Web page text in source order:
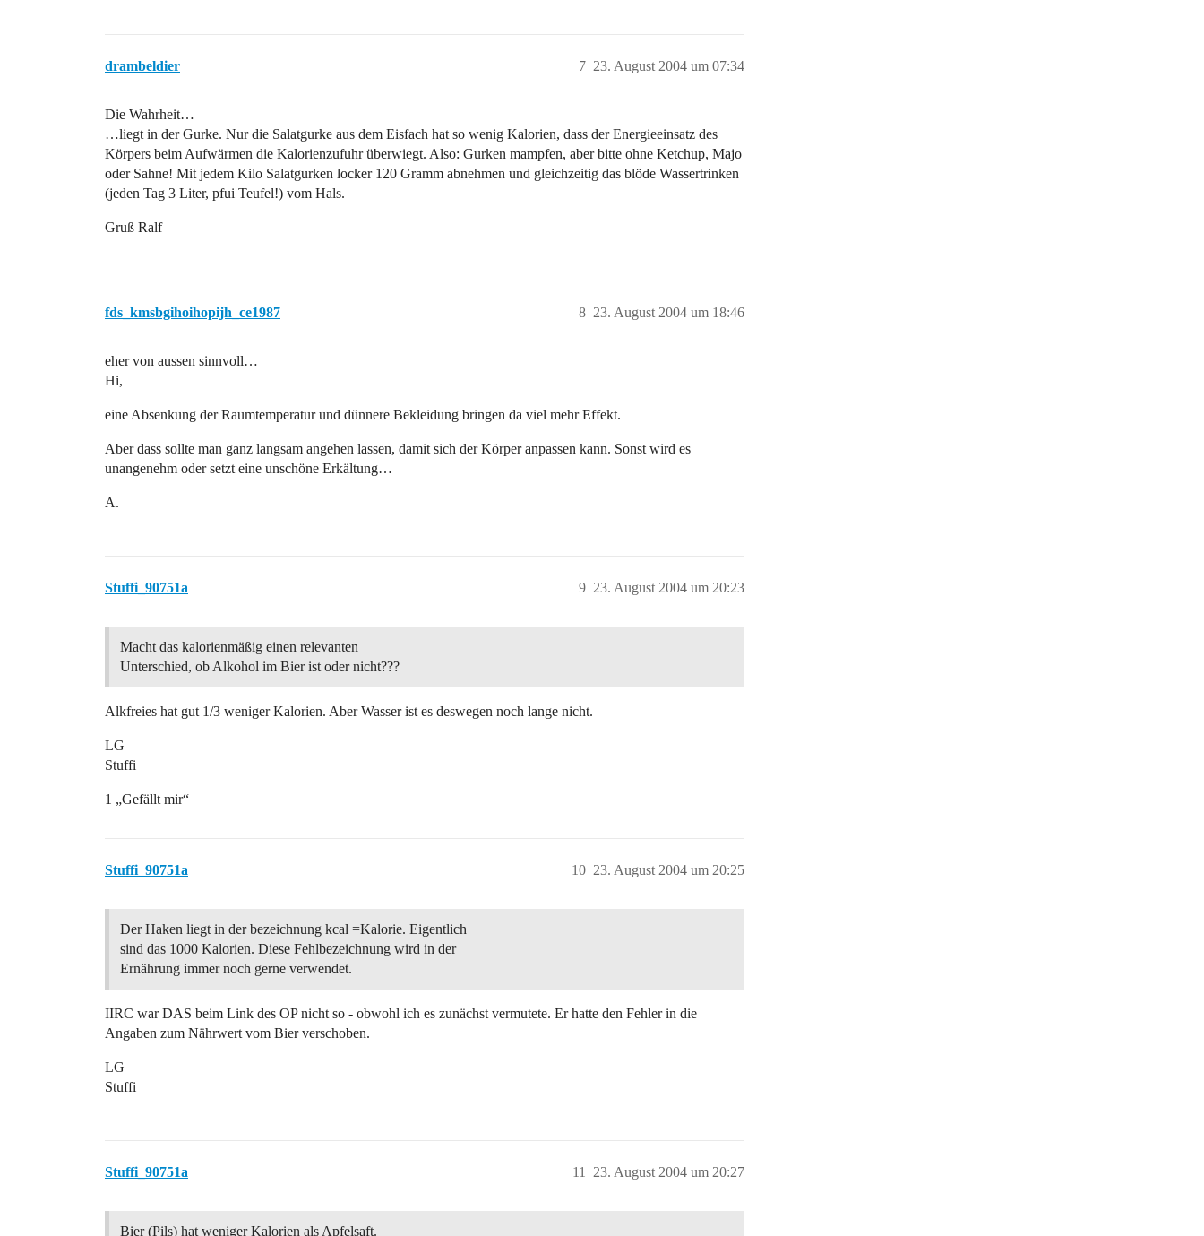
drambeldier 23. August 2004 um 07:34
7
Die Wahrheit…
…liegt in der Gurke. Nur die Salatgurke aus dem Eisfach hat so wenig Kalorien, dass der Energieeinsatz des
Körpers beim Aufwärmen die Kalorienzufuhr überwiegt. Also: Gurken mampfen, aber bitte ohne Ketchup, Majo
oder Sahne! Mit jedem Kilo Salatgurken locker 120 Gramm abnehmen und gleichzeitig das blöde Wassertrinken
(jeden Tag 3 Liter, pfui Teufel!) vom Hals.
Gruß Ralf
fds_kmsbgihoihopijh_ce1987 23. August 2004 um 18:46
8
eher von aussen sinnvoll…
Hi,
eine Absenkung der Raumtemperatur und dünnere Bekleidung bringen da viel mehr Effekt.
Aber dass sollte man ganz langsam angehen lassen, damit sich der Körper anpassen kann. Sonst wird es
unangenehm oder setzt eine unschöne Erkältung…
A.
Stuffi_90751a 23. August 2004 um 20:23
9
Macht das kalorienmäßig einen relevanten
Unterschied, ob Alkohol im Bier ist oder nicht???
Alkfreies hat gut 1/3 weniger Kalorien. Aber Wasser ist es deswegen noch lange nicht.
LG
Stuffi
1 „Gefällt mir“
Stuffi_90751a 23. August 2004 um 20:25
10
Der Haken liegt in der bezeichnung kcal =Kalorie. Eigentlich
sind das 1000 Kalorien. Diese Fehlbezeichnung wird in der
Ernährung immer noch gerne verwendet.
IIRC war DAS beim Link des OP nicht so - obwohl ich es zunächst vermutete. Er hatte den Fehler in die
Angaben zum Nährwert vom Bier verschoben.
LG
Stuffi
Stuffi_90751a 23. August 2004 um 20:27
11
Bier (Pils) hat weniger Kalorien als Apfelsaft.